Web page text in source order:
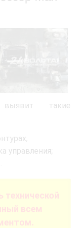
выявит такие
управления;
всем